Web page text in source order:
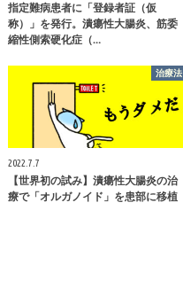
指定難病患者に「登録者証（仮
称）」を発行。潰瘍性大腸炎、筋委
縮性側索硬化症（…
治療法
2022.7.7
【世界初の試み】潰瘍性大腸炎の治
療で「オルガノイド」を患部に移植